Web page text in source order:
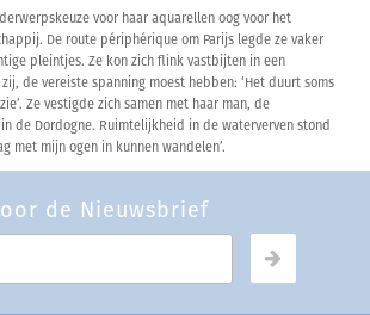
voor haar aquarellen oog voor het
De route périphérique om Parijs legde ze vaker
pleintjes. Ze kon zich flink vastbijten in een
de vereiste spanning moest hebben: ‘Het duurt soms
Ze vestigde zich samen met haar man, de
de Dordogne. Ruimtelijkheid in de waterverven stond
met mijn ogen in kunnen wandelen’.
de Nieuwsbrief